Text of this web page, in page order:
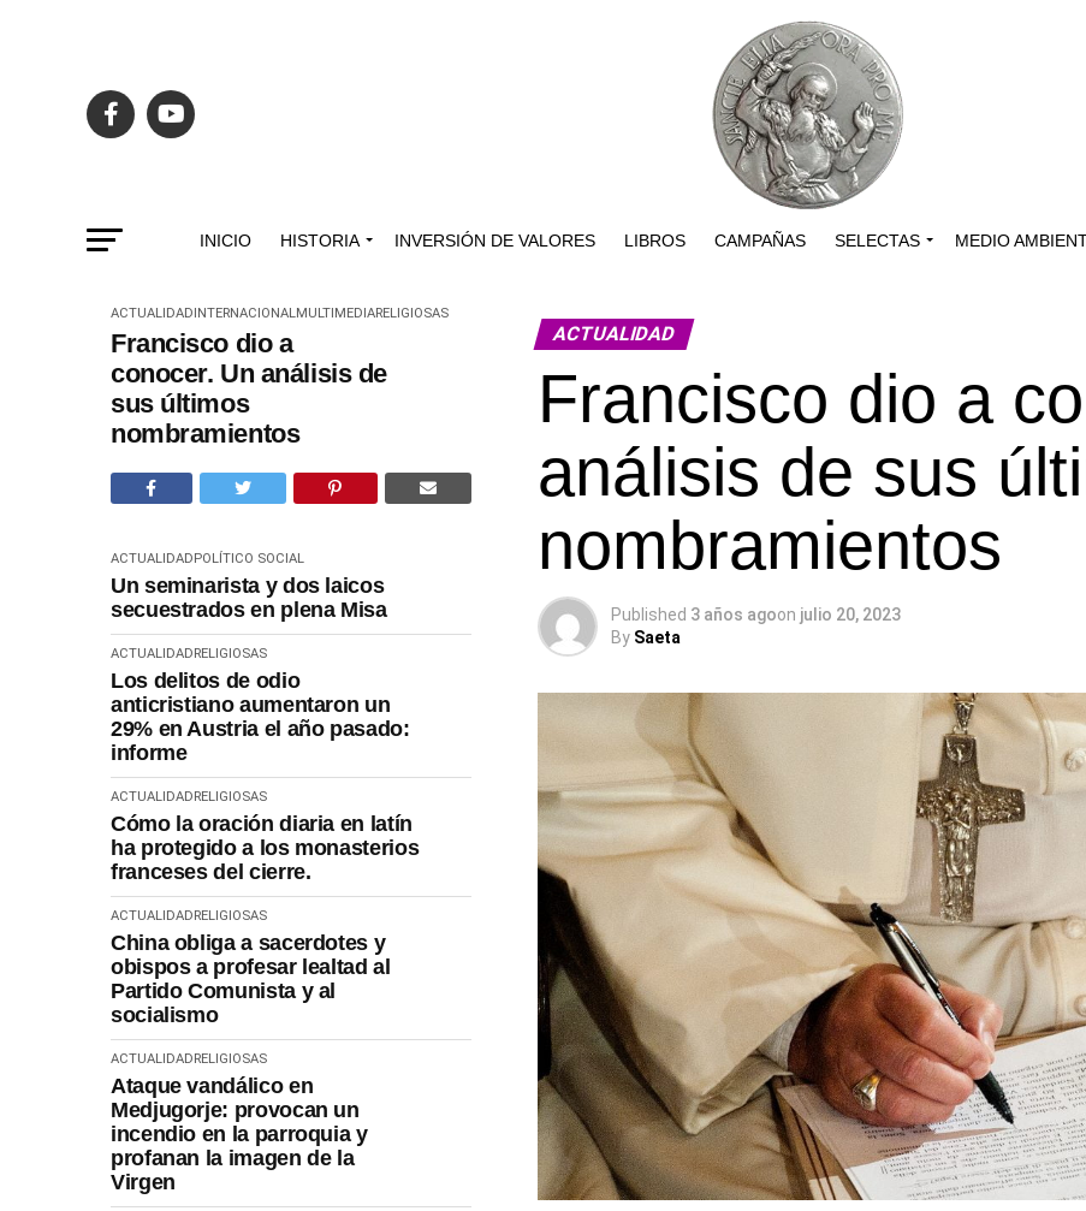
INICIO HISTORIA INVERSIÓN DE VALORES LIBROS CAMPAÑAS SELECTAS MEDIO
ACTUALIDADINTERNACIONALMULTIMEDIARELIGIOSAS
Francisco dio a
conocer. Un análisis de
sus últimos
nombramientos
ACTUALIDADPOLÍTICO SOCIAL
Un seminarista y dos laicos
secuestrados en plena Misa
ACTUALIDADRELIGIOSAS
Los delitos de odio
anticristiano aumentaron un
29% en Austria el año pasado:
informe
ACTUALIDADRELIGIOSAS
Cómo la oración diaria en latín
ha protegido a los monasterios
franceses del cierre.
ACTUALIDADRELIGIOSAS
China obliga a sacerdotes y
obispos a profesar lealtad al
Partido Comunista y al
socialismo
ACTUALIDADRELIGIOSAS
Ataque vandálico en
Medjugorje: provocan un
incendio en la parroquia y
profanan la imagen de la
Virgen
ACTUALIDAD
Francisco dio a
análisis de sus
nombramientos
Published 3 años agoon julio 20, 2023
By Saeta